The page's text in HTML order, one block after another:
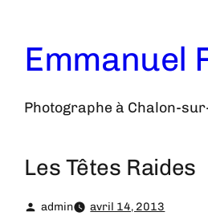
Emmanuel
Photographe à Chalon-
Les Têtes Raides
admin avril 14, 2013